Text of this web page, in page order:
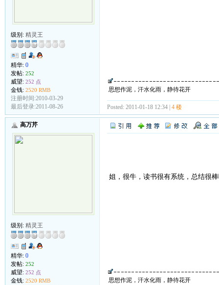
级别: 精灵王
精华: 0
发帖: 252
威望: 252 点
金钱: 2520 RMB
注册时间:2010-03-29
最后登录:2011-08-26
思想作泥，汗水化雨，静待花开
Posted: 2011-01-18 12:34 | 4 楼
高万芹
级别: 精灵王
精华: 0
发帖: 252
威望: 252 点
金钱: 2520 RMB
姐，很牛，读书很有系统，总结很
思想作泥，汗水化雨，静待花开